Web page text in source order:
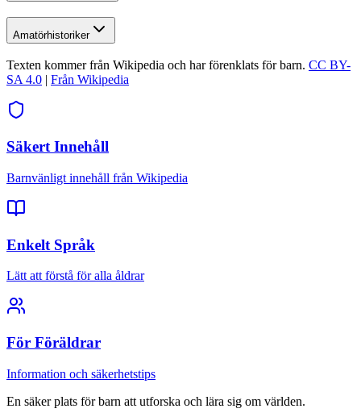
Amatörhistoriker
Texten kommer från Wikipedia och har förenklats för barn. CC BY-
SA 4.0 | Från Wikipedia
Säkert Innehåll
Barnvänligt innehåll från Wikipedia
Enkelt Språk
Lätt att förstå för alla åldrar
För Föräldrar
Information och säkerhetstips
En säker plats för barn att utforska och lära sig om världen.